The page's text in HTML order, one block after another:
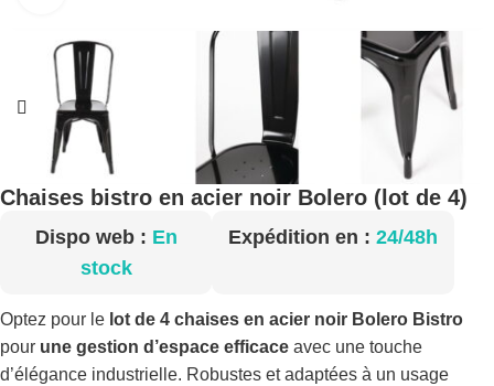
Chaises bistro en acier noir Bolero (lot de 4)
Dispo web : En
stock
Expédition en : 24/48h
Optez pour le lot de 4 chaises en acier noir Bolero Bistro
pour une gestion d’espace efficace avec une touche
d’élégance industrielle. Robustes et adaptées à un usage